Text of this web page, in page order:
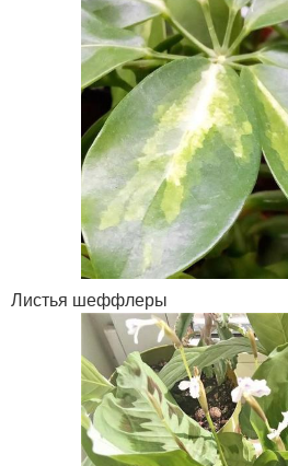
Листья шеффлеры